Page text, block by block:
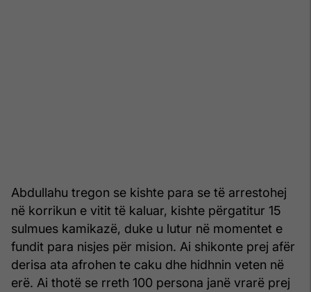
Abdullahu tregon se kishte para se të arrestohej
në korrikun e vitit të kaluar, kishte përgatitur 15
sulmues kamikazë, duke u lutur në momentet e
fundit para nisjes për mision. Ai shikonte prej afër
derisa ata afrohen te caku dhe hidhnin veten në
erë. Ai thotë se rreth 100 persona janë vrarë prej